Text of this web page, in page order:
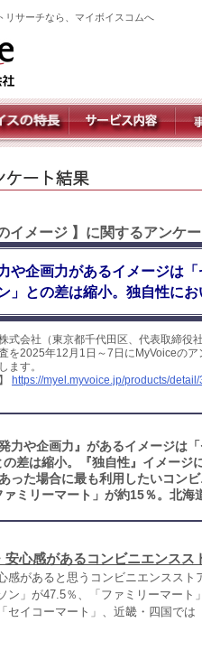
リサーチなら、マイボイスコムへ
イメージ 】に関するアンケ
や企画力があるイメージは
」との差は縮小。独自性に
式会社（東京都千代田区、代表取締
を2025年12月1日～7日にMyVoiceの
ます。
https://myel.myvoice.jp/products/
発力や企画力』があるイメージは
の差は縮小。『独自性』イメージ
った場合に最も利用したいコン
ァミリーマート」が約15％。北
安心感があるコンビニエンスス
感があると思うコンビニエンスス
ン」が47.5％、「ファミリーマート
セイコーマート」、近畿・四国で